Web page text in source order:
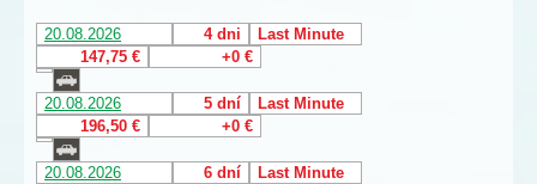
20.08.2026 4 dni
Last Minute
147,75 €
+0 €
20.08.2026 5 dní
Last Minute
196,50 €
+0 €
20.08.2026 6 dní
Last Minute